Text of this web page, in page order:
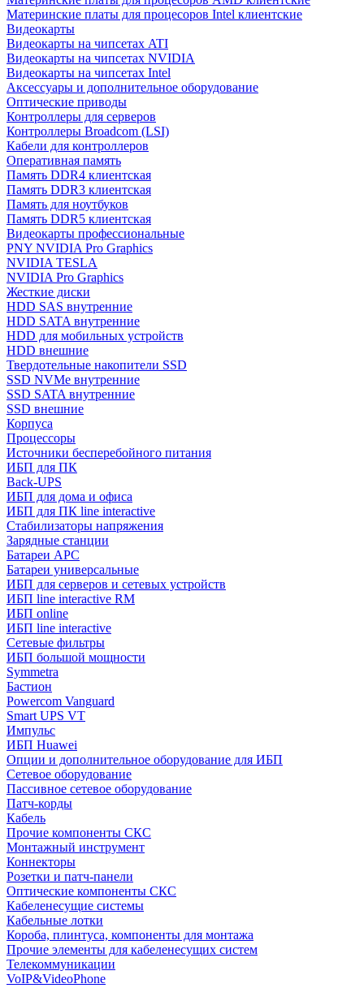
Материнские платы для процесоров Intel клиентские
Видеокарты
Видеокарты на чипсетах ATI
Видеокарты на чипсетах NVIDIA
Видеокарты на чипсетах Intel
Аксессуары и дополнительное оборудование
Оптические приводы
Контроллеры для серверов
Контроллеры Broadcom (LSI)
Кабели для контроллеров
Оперативная память
Память DDR4 клиентская
Память DDR3 клиентская
Память для ноутбуков
Память DDR5 клиентская
Видеокарты профессиональные
PNY NVIDIA Pro Graphics
NVIDIA TESLA
NVIDIA Pro Graphics
Жесткие диски
HDD SAS внутренние
HDD SATA внутренние
HDD для мобильных устройств
HDD внешние
Твердотельные накопители SSD
SSD NVMe внутренние
SSD SATA внутренние
SSD внешние
Корпуса
Процессоры
Источники бесперебойного питания
ИБП для ПК
Back-UPS
ИБП для дома и офиса
ИБП для ПК linе interactive
Стабилизаторы напряжения
Зарядные станции
Батареи APC
Батареи универсальные
ИБП для серверов и сетевых устройств
ИБП line interactive RM
ИБП online
ИБП linе interactive
Сетевые фильтры
ИБП большой мощности
Symmetra
Бастион
Powercom Vanguard
Smart UPS VT
Импульс
ИБП Huawei
Опции и дополнительное оборудование для ИБП
Сетевое оборудование
Пассивное сетевое оборудование
Патч-корды
Кабель
Прочие компоненты СКС
Монтажный инструмент
Коннекторы
Розетки и патч-панели
Оптические компоненты СКС
Кабеленесущие системы
Кабельные лотки
Короба, плинтуса, компоненты для монтажа
Прочие элементы для кабеленесущих систем
Телекоммуникации
VoIP&VideoPhone